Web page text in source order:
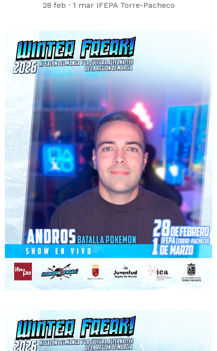
28 feb · 1 mar IFEPA Torre-Pacheco